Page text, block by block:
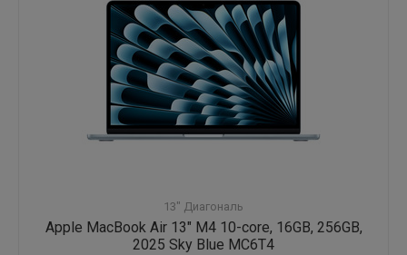
13" Диагональ
Apple MacBook Air 13" M4 10-core, 16GB, 256GB,
2025 Sky Blue MC6T4